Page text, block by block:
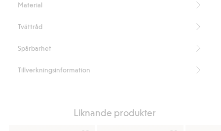
Material
Tvättråd
Spårbarhet
Tillverkningsinformation
Liknande produkter